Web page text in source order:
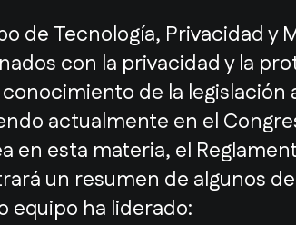
de Tecnología, Privacidad
con la privacidad y la
de la
actualmente en el
en esta materia, el
un resumen de algunos
equipo ha liderado: